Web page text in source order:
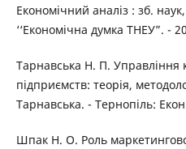
Економічний аналіз : зб.
‘‘Економічна думка ТНЕУ”. -
Тарнавська Н. П. Управління
підприємств: теорія,
Тарнавська. - Тернопіль:
Шпак Н. О. Роль